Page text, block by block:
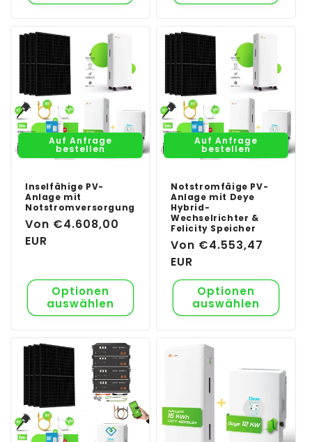
Auf Anfrage
bestellen
Inselfähige PV-
Anlage mit
Notstromversorgung
Normaler
Preis
Von €4.608,00
EUR
Optionen
auswählen
Auf Anfrage
bestellen
Notstromfäige PV-
Anlage mit Deye
Hybrid-
Wechselrichter &
Felicity Speicher
Normaler
Preis
Von €4.553,47
EUR
Optionen
auswählen